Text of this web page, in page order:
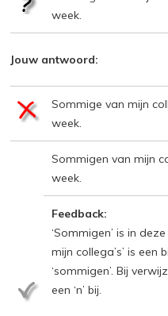
week.
Jouw antwoord:
Sommige van mijn
week.
Sommigen van mijn
week.
Feedback:
‘Sommigen’ is in
mijn collega’s’ is een
‘sommigen’. Bij
een ‘n’ bij.